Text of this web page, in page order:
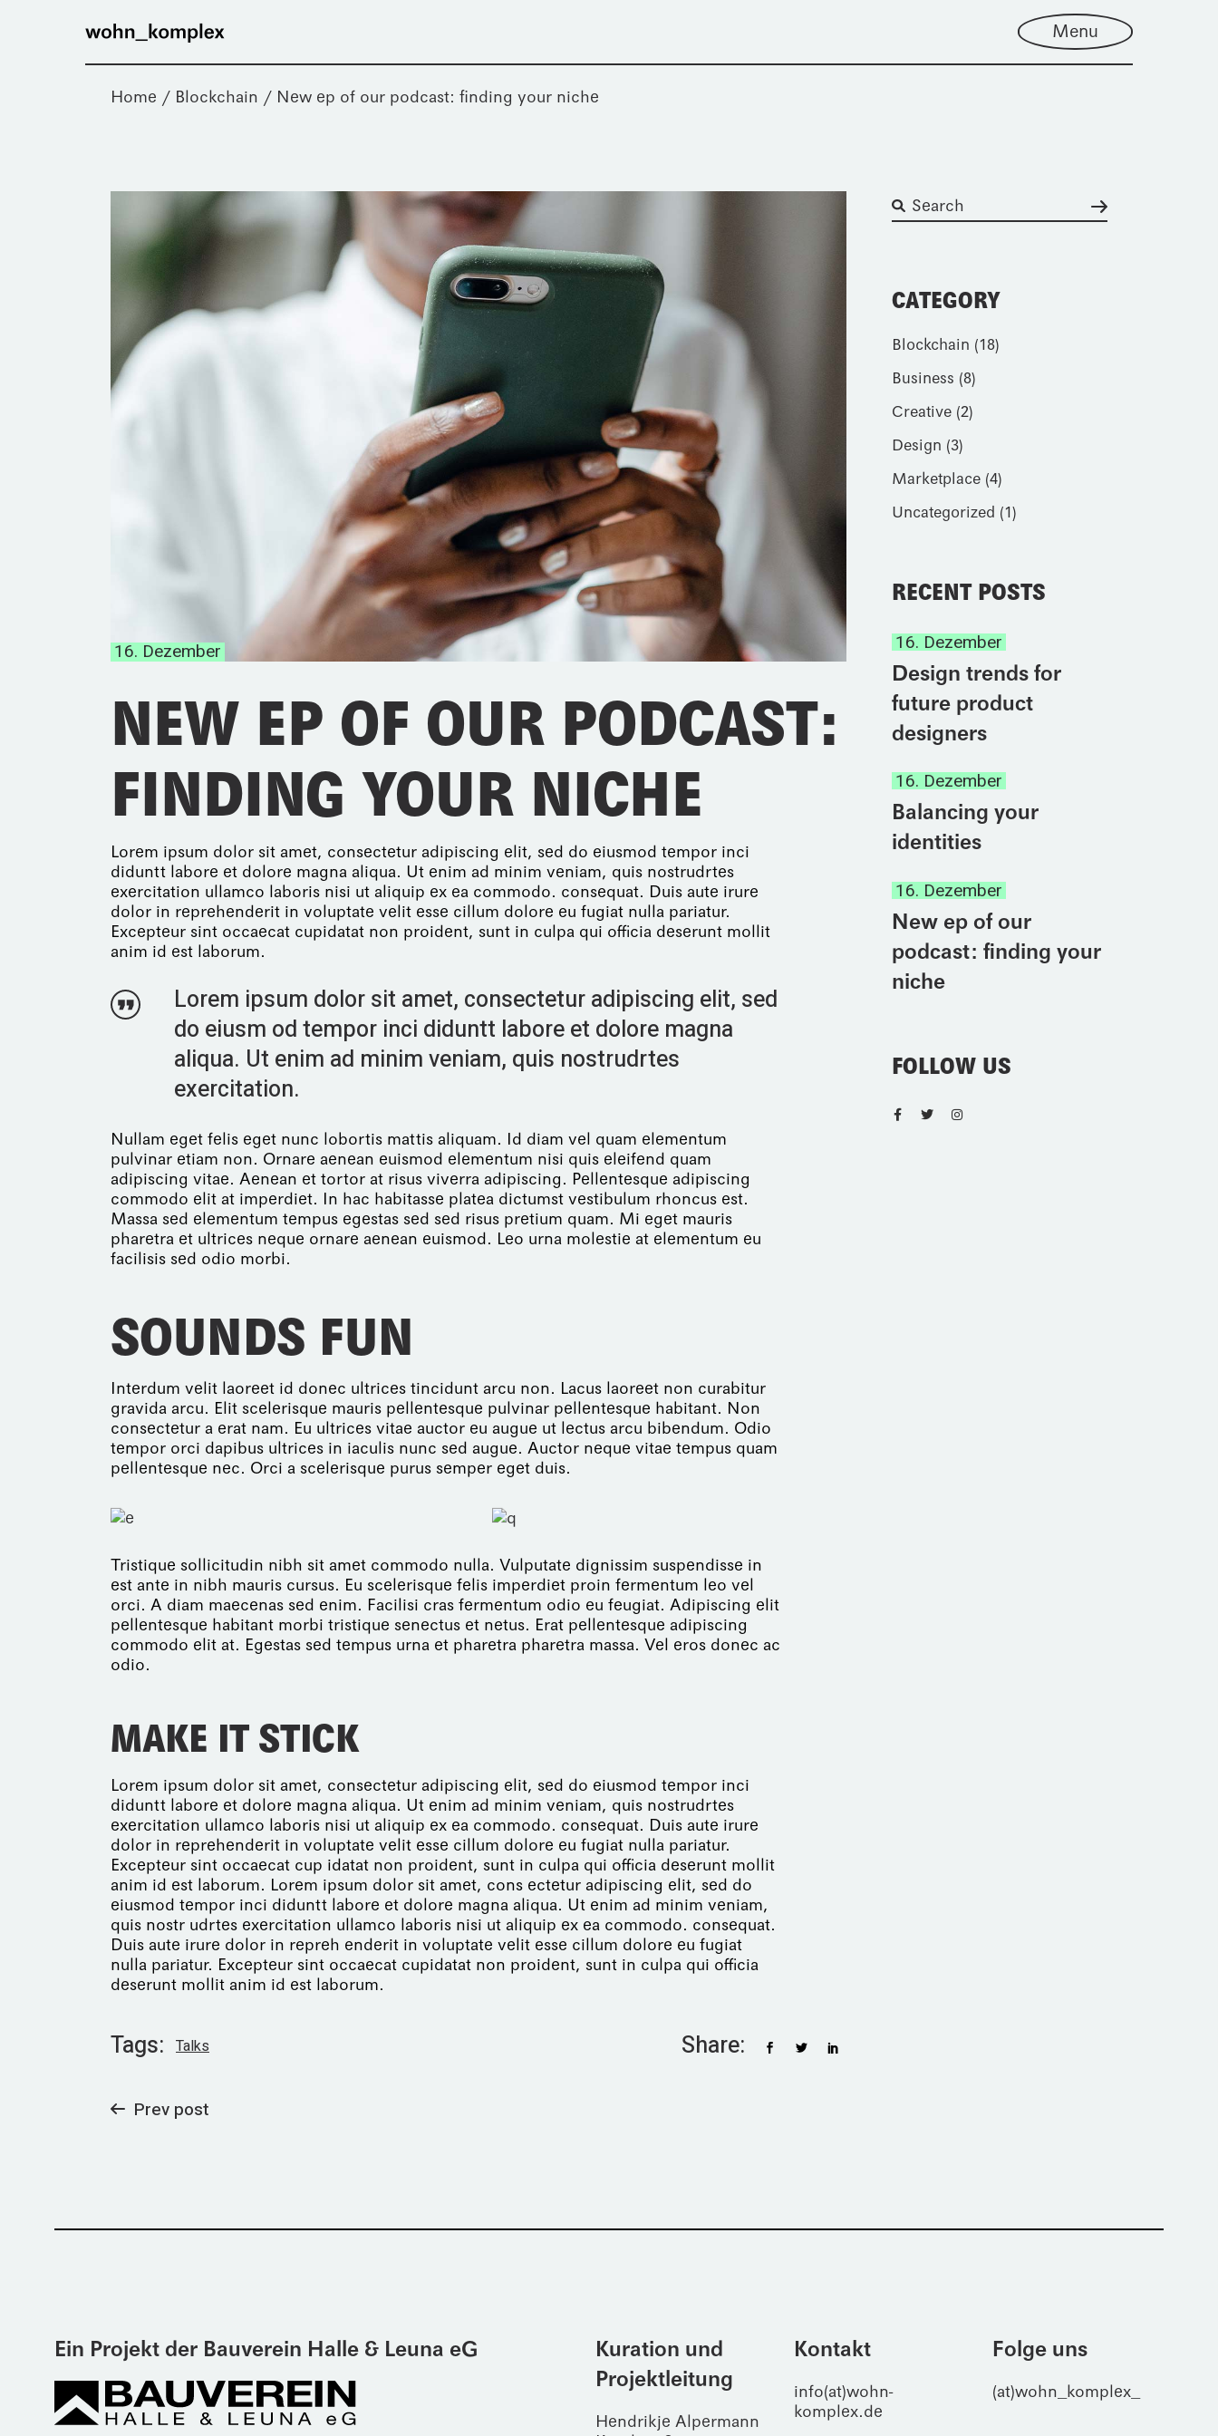
Menu
Home Blockchain New ep of our podcast: finding your niche
16. Dezember
NEW EP OF OUR PODCAST:
FINDING YOUR NICHE
Lorem ipsum dolor sit amet, consectetur adipiscing elit, sed do eiusmod tempor inci
diduntt labore et dolore magna aliqua. Ut enim ad minim veniam, quis nostrudrtes
exercitation ullamco laboris nisi ut aliquip ex ea commodo. consequat. Duis aute irure
dolor in reprehenderit in voluptate velit esse cillum dolore eu fugiat nulla pariatur.
Excepteur sint occaecat cupidatat non proident, sunt in culpa qui officia deserunt mollit
anim id est laborum.
Lorem ipsum dolor sit amet, consectetur adipiscing elit, sed
do eiusm od tempor inci diduntt labore et dolore magna
aliqua. Ut enim ad minim veniam, quis nostrudrtes
exercitation.
Nullam eget felis eget nunc lobortis mattis aliquam. Id diam vel quam elementum
pulvinar etiam non. Ornare aenean euismod elementum nisi quis eleifend quam
adipiscing vitae. Aenean et tortor at risus viverra adipiscing. Pellentesque adipiscing
commodo elit at imperdiet. In hac habitasse platea dictumst vestibulum rhoncus est.
Massa sed elementum tempus egestas sed sed risus pretium quam. Mi eget mauris
pharetra et ultrices neque ornare aenean euismod. Leo urna molestie at elementum eu
facilisis sed odio morbi.
SOUNDS FUN
Interdum velit laoreet id donec ultrices tincidunt arcu non. Lacus laoreet non curabitur
gravida arcu. Elit scelerisque mauris pellentesque pulvinar pellentesque habitant. Non
consectetur a erat nam. Eu ultrices vitae auctor eu augue ut lectus arcu bibendum. Odio
tempor orci dapibus ultrices in iaculis nunc sed augue. Auctor neque vitae tempus quam
pellentesque nec. Orci a scelerisque purus semper eget duis.
Tristique sollicitudin nibh sit amet commodo nulla. Vulputate dignissim suspendisse in
est ante in nibh mauris cursus. Eu scelerisque felis imperdiet proin fermentum leo vel
orci. A diam maecenas sed enim. Facilisi cras fermentum odio eu feugiat. Adipiscing elit
pellentesque habitant morbi tristique senectus et netus. Erat pellentesque adipiscing
commodo elit at. Egestas sed tempus urna et pharetra pharetra massa. Vel eros donec ac
odio.
MAKE IT STICK
Lorem ipsum dolor sit amet, consectetur adipiscing elit, sed do eiusmod tempor inci
diduntt labore et dolore magna aliqua. Ut enim ad minim veniam, quis nostrudrtes
exercitation ullamco laboris nisi ut aliquip ex ea commodo. consequat. Duis aute irure
dolor in reprehenderit in voluptate velit esse cillum dolore eu fugiat nulla pariatur.
Excepteur sint occaecat cup idatat non proident, sunt in culpa qui officia deserunt mollit
anim id est laborum. Lorem ipsum dolor sit amet, cons ectetur adipiscing elit, sed do
eiusmod tempor inci diduntt labore et dolore magna aliqua. Ut enim ad minim veniam,
quis nostr udrtes exercitation ullamco laboris nisi ut aliquip ex ea commodo. consequat.
Duis aute irure dolor in repreh enderit in voluptate velit esse cillum dolore eu fugiat
nulla pariatur. Excepteur sint occaecat cupidatat non proident, sunt in culpa qui officia
deserunt mollit anim id est laborum.
Tags: Talks Share:
Prev post
CATEGORY
Blockchain (18)
Business (8)
Creative (2)
Design (3)
Marketplace (4)
Uncategorized (1)
RECENT POSTS
16. Dezember
Design trends for
future product
designers
16. Dezember
Balancing your
identities
16. Dezember
New ep of our
podcast: finding your
niche
FOLLOW US
Ein Projekt der Bauverein Halle & Leuna eG
Kuration und
Projektleitung
Hendrikje Alpermann
Kontakt
info(at)wohn-
komplex.de
Folge uns
(at)wohn_komplex_